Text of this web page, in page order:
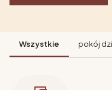
Wszystkie pokój